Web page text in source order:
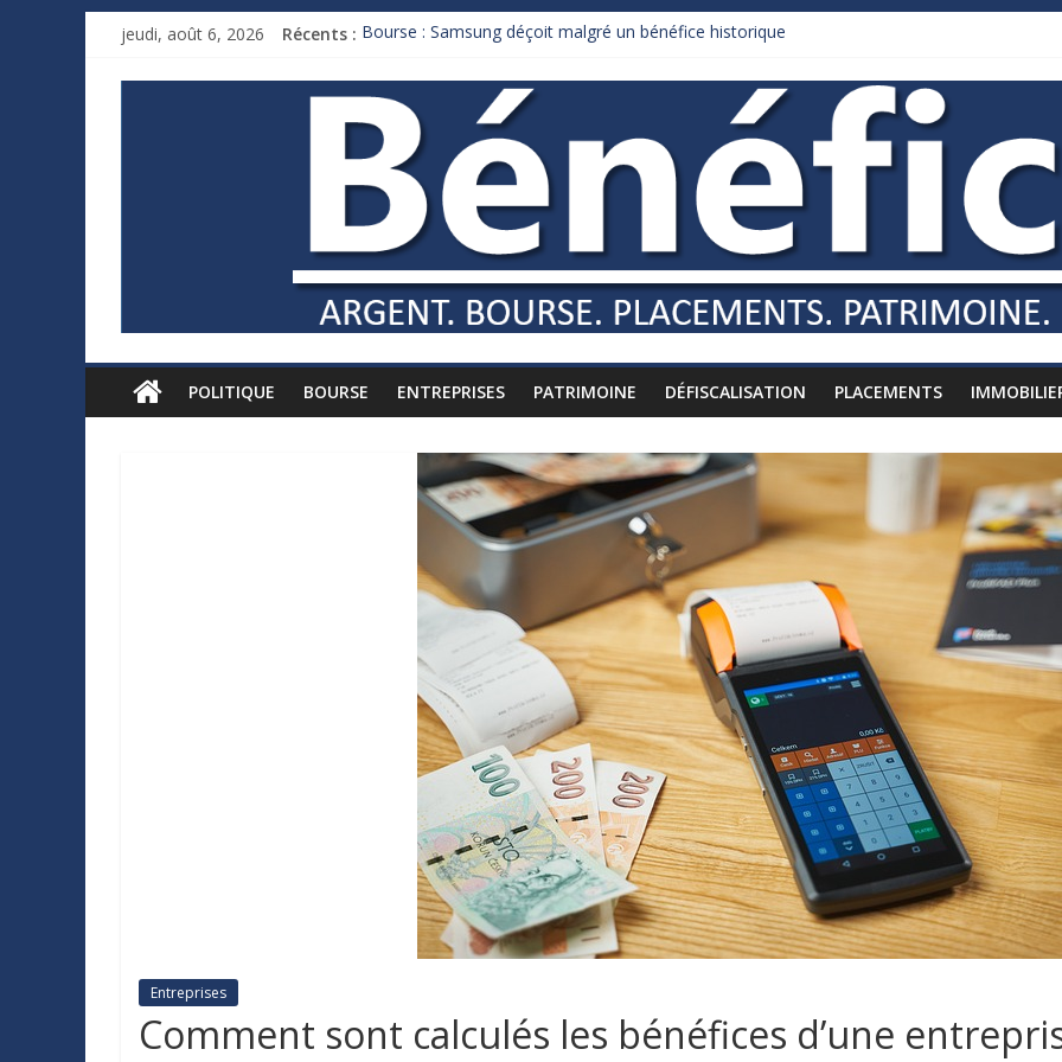
jeudi, août 6, 2026 Récents : Bourse : Samsung déçoit malgré un bénéfice historique
Xavier Niel, le milliardaire qui ne touche presque rien
Ruée des fortunes russes vers l’étranger
France : le logement mis à l’épreuve par la chaleur
POLITIQUE BOURSE ENTREPRISES PATRIMOINE DÉFISCALISATION PLACEMENTS
Entreprises
Comment sont calculés les bénéfices d’une